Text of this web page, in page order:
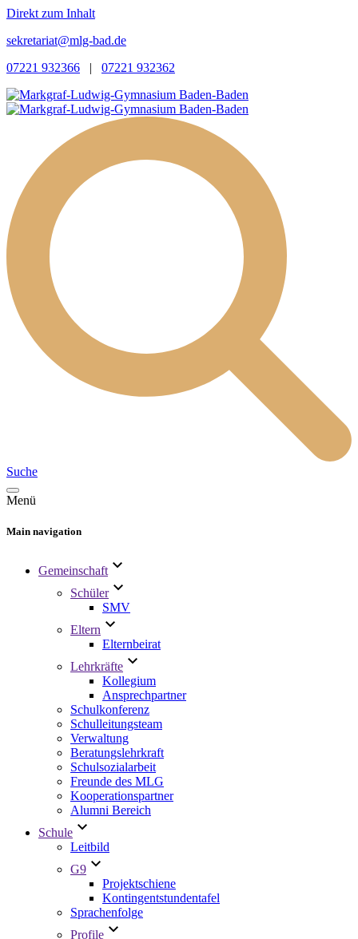
Direkt zum Inhalt
sekretariat@mlg-bad.de
07221 932366 | 07221 932362
Suche
Menü
Main navigation
Gemeinschaft
Schüler
SMV
Eltern
Elternbeirat
Lehrkräfte
Kollegium
Ansprechpartner
Schulkonferenz
Schulleitungsteam
Verwaltung
Beratungslehrkraft
Schulsozialarbeit
Freunde des MLG
Kooperationspartner
Alumni Bereich
Schule
Leitbild
G9
Projektschiene
Kontingentstundentafel
Sprachenfolge
Profile